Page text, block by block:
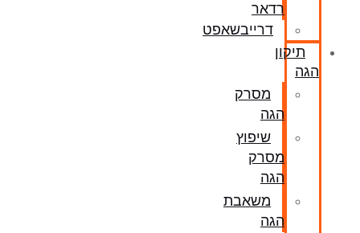
רדאר
דרייבשאפט
תיקון
הגה
מסרק
הגה
שיפוץ
מסרק
הגה
משאבת
הגה